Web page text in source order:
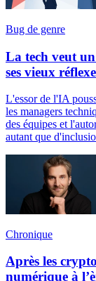
Bug de genre
La tech veut
ses vieux
L'essor de l'IA
les managers
des équipes et
autant que
Chronique
Après les
numérique à